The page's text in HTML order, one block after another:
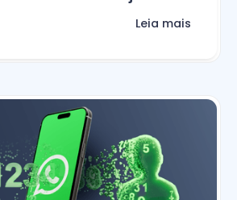
Leia mais